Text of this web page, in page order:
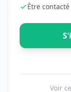
Être
Voir